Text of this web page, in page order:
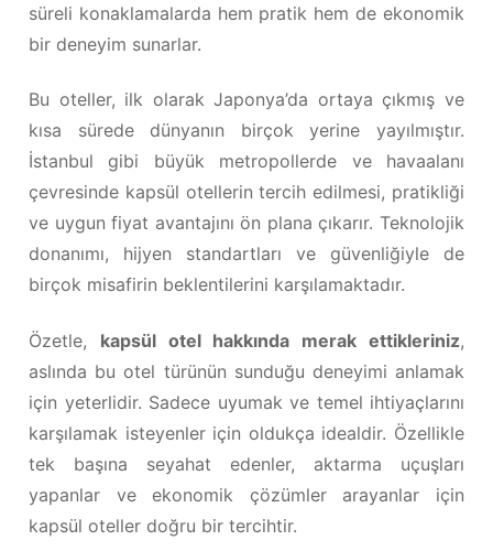
süreli konaklamalarda hem pratik hem de ekonomik
bir deneyim sunarlar.
Bu oteller, ilk olarak Japonya’da ortaya çıkmış ve
kısa sürede dünyanın birçok yerine yayılmıştır.
İstanbul gibi büyük metropollerde ve havaalanı
çevresinde kapsül otellerin tercih edilmesi, pratikliği
ve uygun fiyat avantajını ön plana çıkarır. Teknolojik
donanımı, hijyen standartları ve güvenliğiyle de
birçok misafirin beklentilerini karşılamaktadır.
Özetle, kapsül otel hakkında merak ettikleriniz,
aslında bu otel türünün sunduğu deneyimi anlamak
için yeterlidir. Sadece uyumak ve temel ihtiyaçlarını
karşılamak isteyenler için oldukça idealdir. Özellikle
tek başına seyahat edenler, aktarma uçuşları
yapanlar ve ekonomik çözümler arayanlar için
kapsül oteller doğru bir tercihtir.